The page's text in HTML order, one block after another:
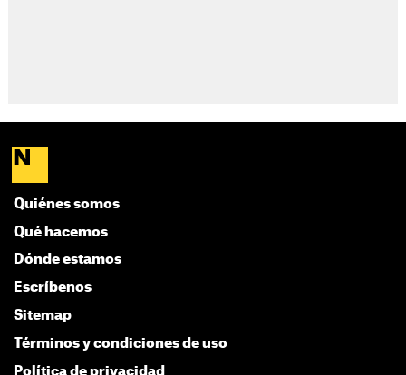
Quiénes somos
Qué hacemos
Dónde estamos
Escríbenos
Sitemap
Términos y condiciones de uso
Política de privacidad